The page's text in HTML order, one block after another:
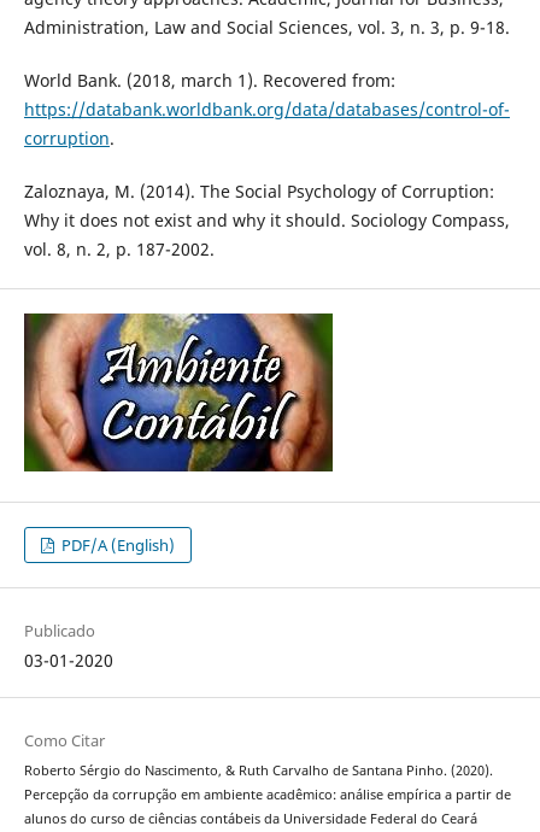
Administration, Law and Social Sciences, vol. 3, n. 3, p. 9-18.
World Bank. (2018, march 1). Recovered from:
https://databank.worldbank.org/data/databases/control-of-
corruption.
Zaloznaya, M. (2014). The Social Psychology of Corruption:
Why it does not exist and why it should. Sociology Compass,
vol. 8, n. 2, p. 187-2002.
PDF/A (English)
Publicado
03-01-2020
Como Citar
Roberto Sérgio do Nascimento, & Ruth Carvalho de Santana Pinho. (2020).
Percepção da corrupção em ambiente acadêmico: análise empírica a partir de
alunos do curso de ciências contábeis da Universidade Federal do Ceará